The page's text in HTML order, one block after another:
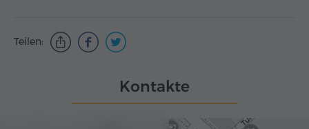
Teilen:
Kontakte